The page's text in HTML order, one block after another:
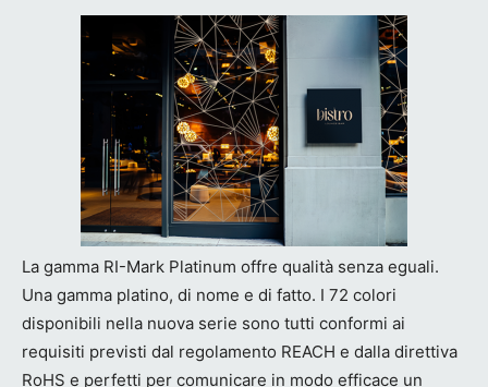
La gamma RI-Mark Platinum offre qualità senza eguali.
Una gamma platino, di nome e di fatto. I 72 colori
disponibili nella nuova serie sono tutti conformi ai
requisiti previsti dal regolamento REACH e dalla direttiva
RoHS e perfetti per comunicare in modo efficace un